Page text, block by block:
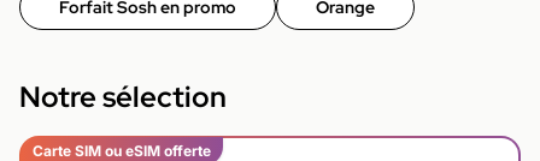
Forfait Sosh en promo Orange
Notre sélection
Carte SIM ou eSIM offerte